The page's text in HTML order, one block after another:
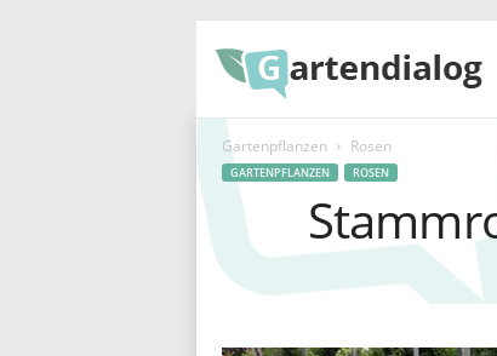
Gartenpflanzen Rosen
GARTENPFLANZEN ROSEN